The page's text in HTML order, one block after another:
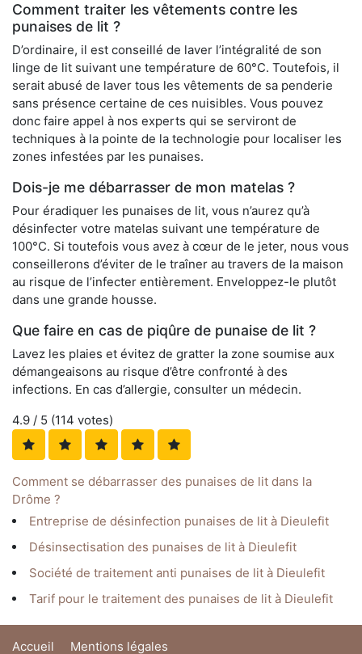
Comment traiter les vêtements contre les
punaises de lit ?
D’ordinaire, il est conseillé de laver l’intégralité de son
linge de lit suivant une température de 60°C. Toutefois, il
serait abusé de laver tous les vêtements de sa penderie
sans présence certaine de ces nuisibles. Vous pouvez
donc faire appel à nos experts qui se serviront de
techniques à la pointe de la technologie pour localiser les
zones infestées par les punaises.
Dois-je me débarrasser de mon matelas ?
Pour éradiquer les punaises de lit, vous n’aurez qu’à
désinfecter votre matelas suivant une température de
100°C. Si toutefois vous avez à cœur de le jeter, nous vous
conseillerons d’éviter de le traîner au travers de la maison
au risque de l’infecter entièrement. Enveloppez-le plutôt
dans une grande housse.
Que faire en cas de piqûre de punaise de lit ?
Lavez les plaies et évitez de gratter la zone soumise aux
démangeaisons au risque d’être confronté à des
infections. En cas d’allergie, consulter un médecin.
4.9 / 5 (114 votes)
Comment se débarrasser des punaises de lit dans la
Drôme ?
Entreprise de désinfection punaises de lit à Dieulefit
Désinsectisation des punaises de lit à Dieulefit
Société de traitement anti punaises de lit à Dieulefit
Tarif pour le traitement des punaises de lit à Dieulefit
Accueil Mentions légales